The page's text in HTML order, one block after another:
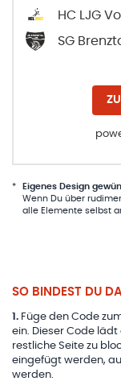
HC LJG
SG
*
Eigenes Design
Wenn Du über
alle Elemente selbst
SO BINDEST DU
1 . Füge den Code
ein. Dieser Code
restliche Seite zu
eingefügt werden,
werden.